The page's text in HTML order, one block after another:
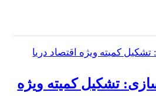
تشکیل کمیته ویژه